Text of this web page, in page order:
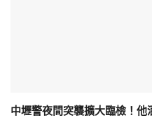
中壢警夜間突襲擴大臨檢！